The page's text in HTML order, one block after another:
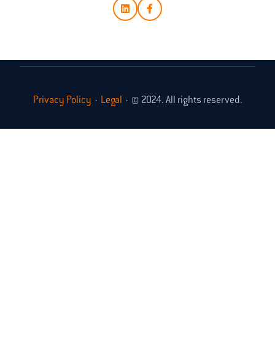
Privacy Policy · Legal · © 2024. All rights reserved.